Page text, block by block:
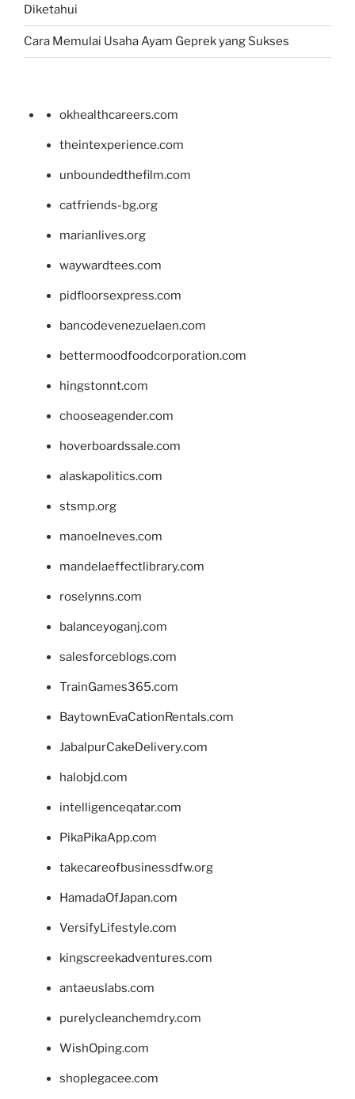
Diketahui
Cara Memulai Usaha Ayam Geprek yang Sukses
okhealthcareers.com
theintexperience.com
unboundedthefilm.com
catfriends-bg.org
marianlives.org
waywardtees.com
pidfloorsexpress.com
bancodevenezuelaen.com
bettermoodfoodcorporation.com
hingstonnt.com
chooseagender.com
hoverboardssale.com
alaskapolitics.com
stsmp.org
manoelneves.com
mandelaeffectlibrary.com
roselynns.com
balanceyoganj.com
salesforceblogs.com
TrainGames365.com
BaytownEvaCationRentals.com
JabalpurCakeDelivery.com
halobjd.com
intelligenceqatar.com
PikaPikaApp.com
takecareofbusinessdfw.org
HamadaOfJapan.com
VersifyLifestyle.com
kingscreekadventures.com
antaeuslabs.com
purelycleanchemdry.com
WishOping.com
shoplegacee.com